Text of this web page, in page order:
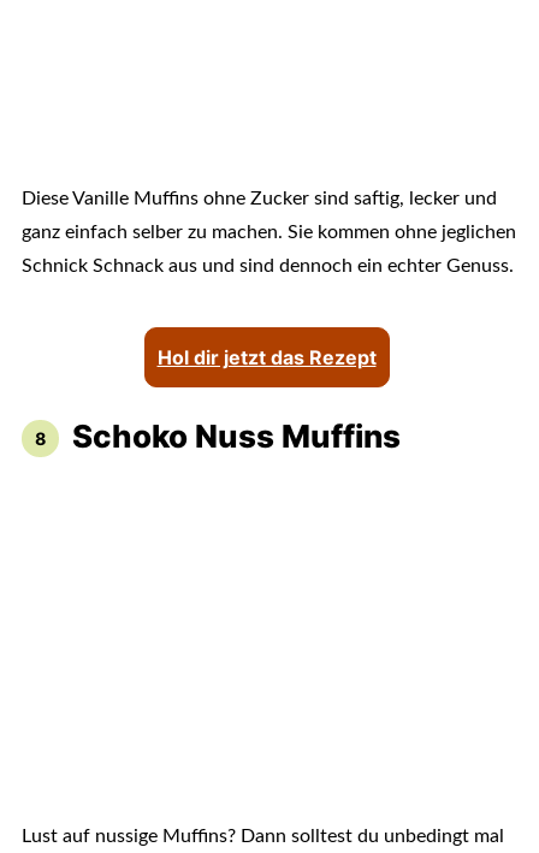
Diese Vanille Muffins ohne Zucker sind saftig, lecker und
ganz einfach selber zu machen. Sie kommen ohne jeglichen
Schnick Schnack aus und sind dennoch ein echter Genuss.
Hol dir jetzt das Rezept
Schoko Nuss Muffins
Lust auf nussige Muffins? Dann solltest du unbedingt mal